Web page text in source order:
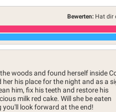
Bewerten: Hat dir
woods and found herself inside
her his place for the night and as a
him, fix his teeth and restore his
milk red cake. Will she be eaten
look forward at the end!